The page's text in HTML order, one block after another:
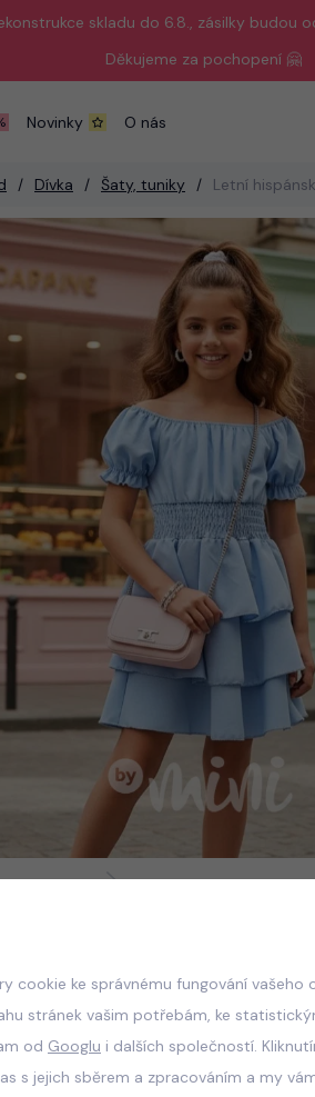
skladu do 6.8., zásilky budou
Děkujeme za pochopení 🤗
Novinky O nás
Dívka Šaty, tuniky Letní
cookie ke správnému fungování vašeho
stránek vašim potřebám, ke
od Googlu i dalších společností.
s jejich sběrem a zpracováním a my